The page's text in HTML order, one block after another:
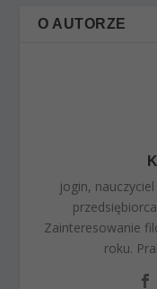
O AUTORZE
jogin,
Zainteresowanie
roku.